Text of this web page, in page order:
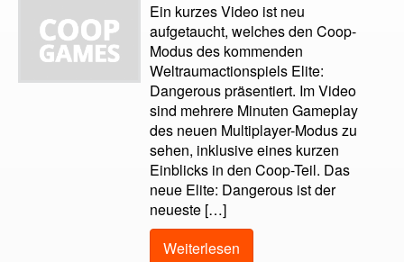
Ein kurzes Video ist neu
aufgetaucht, welches den Coop-
Modus des kommenden
Weltraumactionspiels Elite:
Dangerous präsentiert. Im Video
sind mehrere Minuten Gameplay
des neuen Multiplayer-Modus zu
sehen, inklusive eines kurzen
Einblicks in den Coop-Teil. Das
neue Elite: Dangerous ist der
neueste […]
Weiterlesen